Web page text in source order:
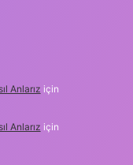
Anlarız için
Anlarız için